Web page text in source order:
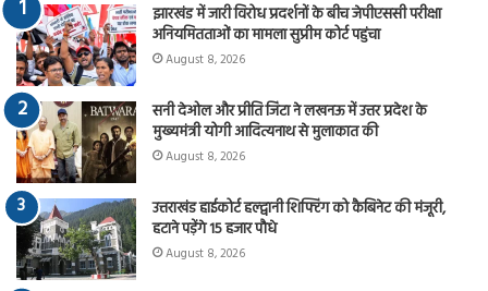
झारखंड में जारी विरोध प्रदर्शनों के बीच जेपीएससी परीक्षा
अनियमितताओं का मामला सुप्रीम कोर्ट पहुंचा
August 8, 2026
सनी देओल और प्रीति जिंटा ने लखनऊ में उत्तर प्रदेश के
मुख्यमंत्री योगी आदित्यनाथ से मुलाकात की
August 8, 2026
उत्तराखंड हाईकोर्ट हल्द्वानी शिफ्टिंग को कैबिनेट की मंजूरी,
हटाने पड़ेंगे 15 हजार पौधे
August 8, 2026